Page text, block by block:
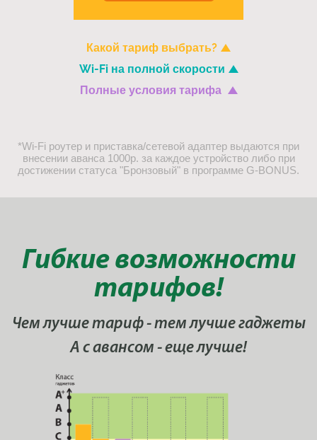
Какой тариф выбрать?
Wi-Fi на полной скорости
Полные условия тарифа
*Wi-Fi роутер и приставка/сетевой адаптер выдаются при
внесении аванса 1000р. за каждое устройство либо при
достижении статуса "Бронзовый" в программе G-BONUS.
Гибкие возможности
тарифов!
Чем лучше тариф - тем лучше гаджеты
А с авансом - еще лучше!